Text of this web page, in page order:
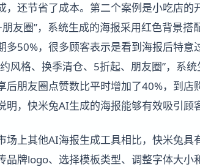
，还节省了成本。第二个案例是小吃店
朋友圈”，系统生成的海报采用红色背景搭
多50%，很多顾客表示是看到海报后特
风格、换季清仓、5折起、朋友圈”，系
后朋友圈点赞数比平时增加了40%，到
明，快米兔AI生成的海报能够有效吸引顾
场上其他AI海报生成工具相比，快米兔
品牌logo、选择模板类型、调整字体大